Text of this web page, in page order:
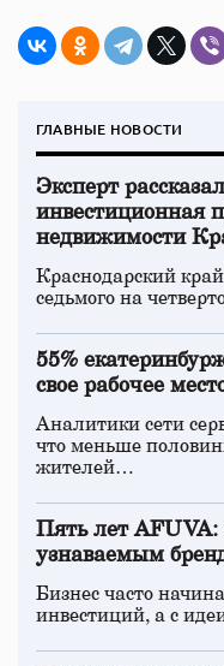
ГЛАВНЫЕ НОВОСТИ
Эксперт
инвестиционная
недвижимости
Краснодарский
седьмого на
55%
свое рабочее
Аналитики сети
что меньше
жителей…
Пять лет AFUVA:
узнаваемым
Бизнес часто
инвестиций, а с